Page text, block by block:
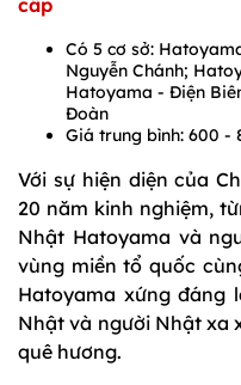
Có 5 cơ sở:
Nguyễn Chánh;
Hatoyama - Điện
Đoàn
Giá trung bình: 600 -
Với sự hiện diện của
20 năm kinh nghiệm,
Nhật Hatoyama và
vùng miền tổ quốc
Hatoyama xứng đáng
Nhật và người Nhật xa
quê hương.